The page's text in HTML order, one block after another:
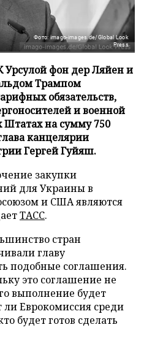
Фото: imago-images.de/Global Look
Press
Урсулой фон дер Ляйен и
Трампом
обязательств,
и военной
на сумму 750
канцелярии
Гергей Гуйяш.
закупки
для Украины в
и США являются
ТАСС.
стран
главу
подобные соглашения.
это соглашение не
выполнение будет
ли Еврокомиссия среди
будет готов сделать